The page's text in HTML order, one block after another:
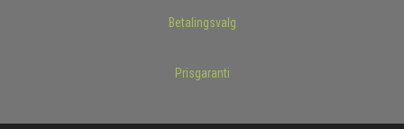
Betalingsvalg
Prisgaranti